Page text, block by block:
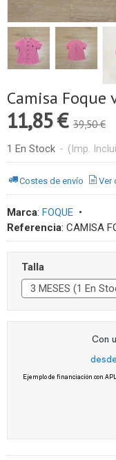
Camisa
11,85 € 39,50 €
1 En Stock - (Imp.
Costes de envío Ver
Marca: FOQUE •
Referencia: CAMISA
Talla